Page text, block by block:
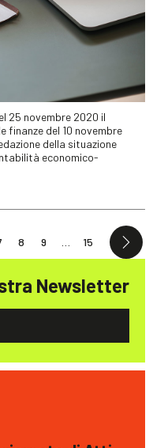
25 novembre 2020 il
finanze del 10 novembre
della situazione
economico-
8 9 15
Newsletter